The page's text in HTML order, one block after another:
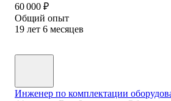
60 000 ₽
Общий опыт
19 лет 6 месяцев
Инженер по комплектации